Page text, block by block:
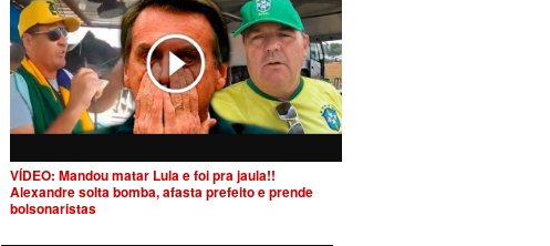
VÍDEO: Mandou matar Lula e foi pra jaula!!
Alexandre solta bomba, afasta prefeito e prende
bolsonaristas